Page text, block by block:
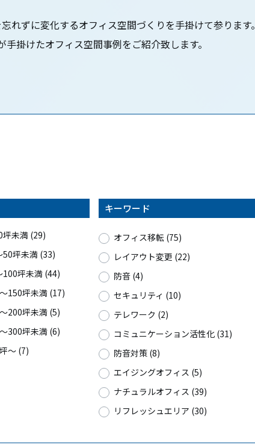
れずに変化するオフィス空間づくりを手掛けて参ります。
手掛けたオフィス空間事例をご紹介致します。
坪未満 (29)
50坪未満 (33)
100坪未満 (44)
150坪未満 (17)
200坪未満 (5)
300坪未満 (6)
〜 (7)
キーワード
オフィス移転 (75)
レイアウト変更 (22)
防音 (4)
セキュリティ (10)
テレワーク (2)
コミュニケーション活性化 (31)
防音対策 (8)
エイジングオフィス (5)
ナチュラルオフィス (39)
リフレッシュエリア (30)